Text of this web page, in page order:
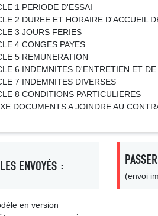
1 PERIODE D'ESSAI
2 DUREE ET HORAIRE D'ACCUEIL
3 JOURS FERIES
4 CONGES PAYES
5 REMUNERATION
6 INDEMNITES D'ENTRETIEN ET
7 INDEMNITES DIVERSES
8 CONDITIONS PARTICULIERES
DOCUMENTS A JOINDRE AU
ENVOYÉS :
en version
(envoi